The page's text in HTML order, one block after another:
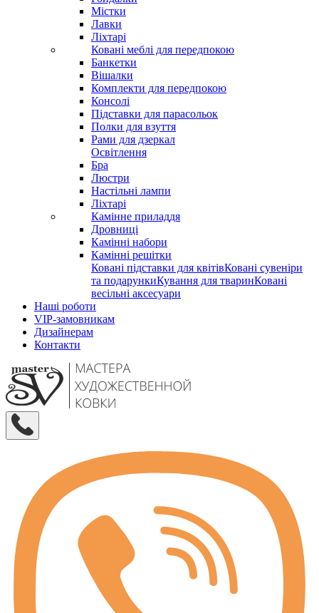
Містки
Лавки
Ліхтарі
Ковані меблі для передпокою
Банкетки
Вішалки
Комплекти для передпокою
Консолі
Підставки для парасольок
Полки для взуття
Рами для дзеркал
Освітлення
Бра
Люстри
Настільні лампи
Ліхтарі
Камінне приладдя
Дровниці
Камінні набори
Камінні решітки
Ковані підставки для квітівКовані сувеніри
та подарункиКування для тваринКовані
весільні аксесуари
Наші роботи
VIP-замовникам
Дизайнерам
Контакти